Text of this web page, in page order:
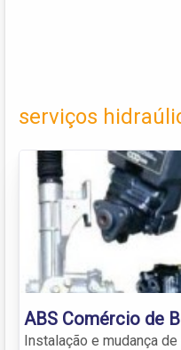
serviços
ABS Comércio de
Instalação e mudança